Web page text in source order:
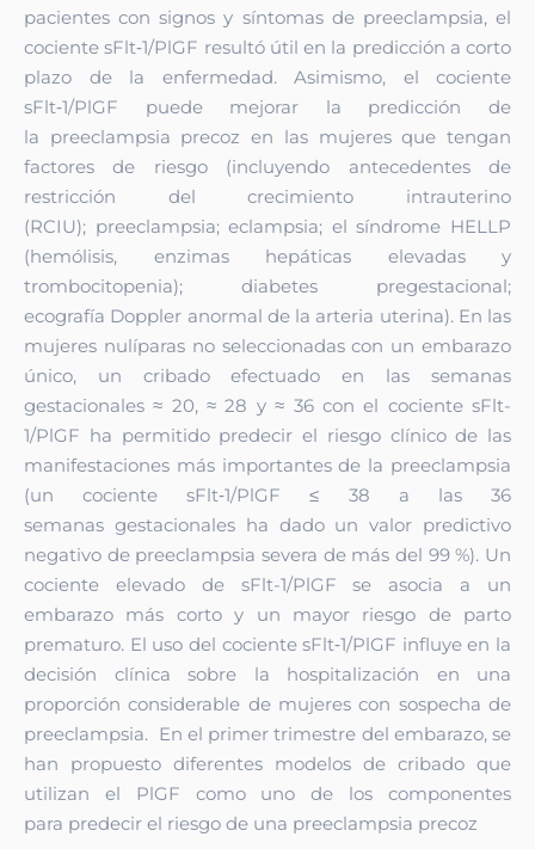
pacientes con signos y síntomas de preeclampsia, el
cocientesFlt‑1/PlGF resultó útil en la predicción a corto
plazo de la enfermedad. Asimismo, el cociente
sFlt‑1/PlGF puede mejorar la predicción de
la preeclampsia precoz en las mujeres que tengan
factores de riesgo (incluyendo antecedentes de
restricción del crecimiento intrauterino
(RCIU); preeclampsia; eclampsia; el síndrome HELLP
(hemólisis, enzimas hepáticas elevadas y
trombocitopenia); diabetes pregestacional;
ecografía Doppler anormal de la arteria uterina). En las
mujeres nulíparas no seleccionadas con un embarazo
único, un cribado efectuado en las semanas
gestacionales ≈ 20, ≈ 28 y ≈ 36 con el cociente sFlt-
1/PlGF ha permitido predecir el riesgo clínico de las
manifestaciones más importantesde la preeclampsia
(un cociente sFlt‑1/PlGF ≤ 38 a las 36
semanas gestacionales ha dado un valor predictivo
negativo de preeclampsia severa de más del 99 %). Un
cociente elevado de sFlt-1/PlGF se asocia a un
embarazo más corto y un mayor riesgo de parto
prematuro. El uso del cociente sFlt‑1/PlGF influye en la
decisión clínica sobre la hospitalización en una
proporciónconsiderable de mujeres con sospecha de
preeclampsia. En el primer trimestre del embarazo, se
han propuesto diferentes modelos de cribado que
utilizan el PlGF como uno de los componentes
para predecir el riesgo de una preeclampsia precoz